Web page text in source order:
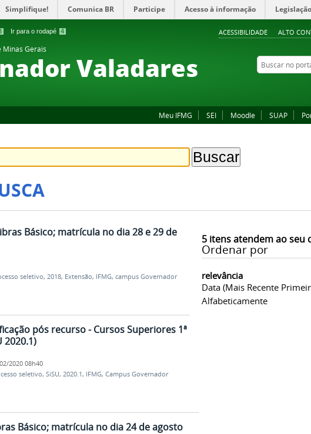
Ir para o rodapé 4 ACESSIBILIDADE ALTO
Simplifique! Comunica BR Participe Acesso à informação Legislação
Minas Gerais
Valadares Buscar no portal
Meu IFMG SEI Moodle SUAP
5itens atendem ao seu
Ordenar por
relevância
Data (mais Recente
Alfabeticamente
Básico; matrícula no dia 28 e 29 de
seletivo, 2018, Extensão, IFMG, campus Governador
pós recurso - Cursos Superiores 1ª
2020.1)
2020 08h40
seletivo, SiSU, 2020.1, IFMG, Campus Governador
Básico; matrícula no dia 24 de agosto